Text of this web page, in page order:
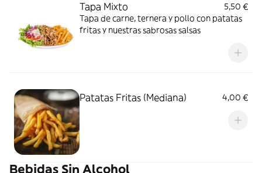
Tapa Mixto
5,50 €
Tapa de carne, ternera y pollo con patatas
fritas y nuestras sabrosas salsas
Patatas Fritas (Mediana) 4,00 €
Bebidas Sin Alcohol